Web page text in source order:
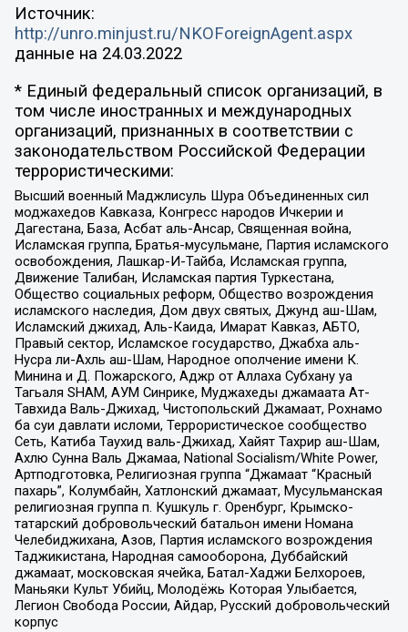
Источник:
http://unro.minjust.ru/NKOForeignAgent.aspx
данные на 24.03.2022
* Единый федеральный список организаций, в
том числе иностранных и международных
организаций, признанных в соответствии с
законодательством Российской Федерации
террористическими:
Высший военный Маджлисуль Шура Объединенных сил
моджахедов Кавказа, Конгресс народов Ичкерии и
Дагестана, База, Асбат аль-Ансар, Священная война,
Исламская группа, Братья-мусульмане, Партия исламского
освобождения, Лашкар-И-Тайба, Исламская группа,
Движение Талибан, Исламская партия Туркестана,
Общество социальных реформ, Общество возрождения
исламского наследия, Дом двух святых, Джунд аш-Шам,
Исламский джихад, Аль-Каида, Имарат Кавказ, АБТО,
Правый сектор, Исламское государство, Джабха аль-
Нусра ли-Ахль аш-Шам, Народное ополчение имени К.
Минина и Д. Пожарского, Аджр от Аллаха Субхану уа
Тагьаля SHAM, АУМ Синрике, Муджахеды джамаата Ат-
Тавхида Валь-Джихад, Чистопольский Джамаат, Рохнамо
ба суи давлати исломи, Террористическое сообщество
Сеть, Катиба Таухид валь-Джихад, Хайят Тахрир аш-Шам,
Ахлю Сунна Валь Джамаа, National Socialism/White Power,
Артподготовка, Религиозная группа “Джамаат “Красный
пахарь”, Колумбайн, Хатлонский джамаат, Мусульманская
религиозная группа п. Кушкуль г. Оренбург, Крымско-
татарский добровольческий батальон имени Номана
Челебиджихана, Азов, Партия исламского возрождения
Таджикистана, Народная самооборона, Дуббайский
джамаат, московская ячейка, Батал-Хаджи Белхороев,
Маньяки Культ Убийц, Молодёжь Которая Улыбается,
Легион Свобода России, Айдар, Русский добровольческий
корпус